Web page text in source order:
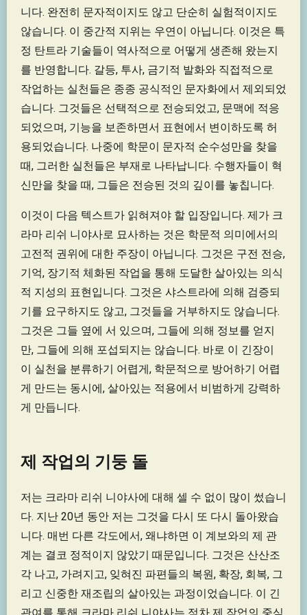
니다. 완전히 문자적이지도 않고 단순히 실험적이지도
않습니다. 이 중간적 지위는 우연이 아닙니다. 이것은 특
정 탄트라 기술들이 역사적으로 어떻게 생존해 왔는지
를 반영합니다. 갈등, 투사, 금기적 발화와 직접적으로
작업하는 실천들은 종종 공식적인 문자화에서 제외되었
습니다. 그것들은 선택적으로 전승되었고, 문맥에 적응
되었으며, 기능을 보존하면서 표현에서 변이하도록 허
용되었습니다. 나중에 학문이 문자적 순수성만을 찾을
때, 그러한 실천들은 부재로 나타납니다. 수행자들이 혁
신만을 찾을 때, 그들은 전승된 것의 깊이를 놓칩니다.
이것이 다음 텍스트가 읽혀져야 할 입장입니다. 제가 크
라마 리쉬 니야사로 묘사하는 것은 학문적 의미에서의
고전적 권위에 대한 주장이 아닙니다. 그것은 구전 전승,
기억, 장기적 체화된 작업을 통해 도달한 살아있는 의식
적 지성의 표현입니다. 그것은 샤스트라에 의해 검증되
기를 요구하지도 않고, 그것들을 거부하지도 않습니다.
그것은 그들 옆에 서 있으며, 그들에 의해 정보를 얻지
만, 그들에 의해 포섭되지는 않습니다. 바로 이 긴장이
이 실천을 분류하기 어렵게, 학문적으로 방어하기 어렵
게 만드는 동시에, 살아있는 적용에서 비범하게 강력하
게 만듭니다.
제 작업의 기둥 돌
저는 크라마 리쉬 니야사에 대해 셀 수 없이 많이 썼습니
다. 지난 20년 동안 저는 그것을 다시 또 다시 돌아왔습
니다. 매번 다른 각도에서, 왜냐하면 이 계보와의 제 관
계는 결코 정적이지 않았기 때문입니다. 그것은 산산조
각 나고, 가려지고, 잊혀진 파편들의 복원, 확장, 회복, 그
리고 신중한 재조립의 살아있는 과정이었습니다. 이 긴